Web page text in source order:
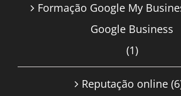
Formação Google My
Google Business
(1)
Reputação online